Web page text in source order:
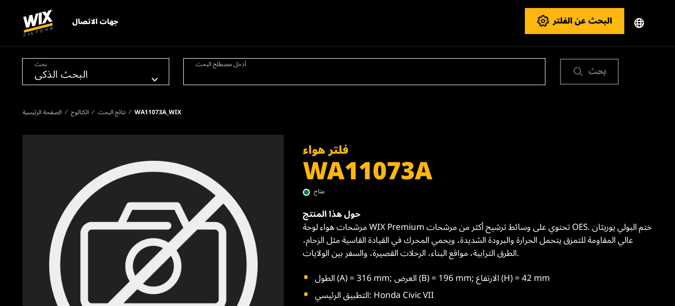
جهات الاتصال البحث عن الفلتر
بحث أدخل مصطلح البحث بحث
الصفحة الرئيسية الكتالوج نتائج البحث WA11073A_WIX
فلتر هواء
WA11073A
متاح
حول هذا المنتج
مرشحات هواء لوحة WIX Premium تحتوي على وسائط ترشيح أكثر من مرشحات OES. ختم البولي يوريثان
عالي المقاومة للتمزق يتحمل الحرارة والبرودة الشديدة، ويحمي المحرك في القيادة القاسية مثل الزحام،
الطرق الترابية، مواقع البناء، الرحلات القصيرة، والسفر بين الولايات.
الطول (A) = 316 mm; العرض (B) = 196 mm; الارتفاع (H) = 42 mm
التطبيق الرئيسي: Honda Civic VII